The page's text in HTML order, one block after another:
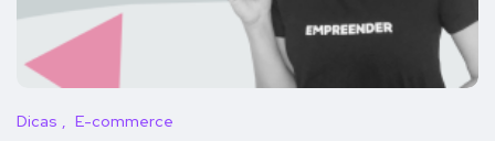
Dicas E-commerce